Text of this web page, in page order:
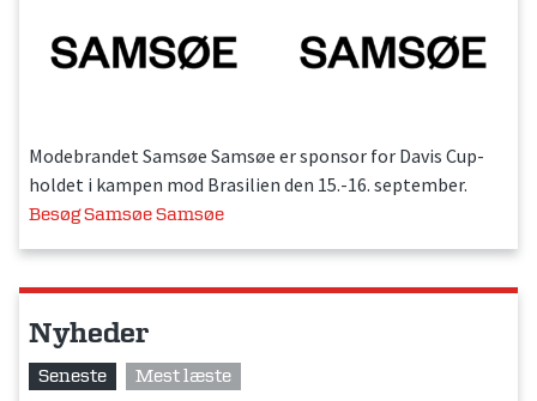
Modebrandet Samsøe Samsøe er sponsor for Davis Cup-
holdet i kampen mod Brasilien den 15.-16. september.
Besøg Samsøe Samsøe
Nyheder
Seneste Mest læste